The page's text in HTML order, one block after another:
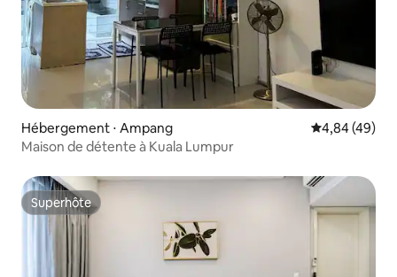
Hébergement ⋅ Ampang Évaluation
4,84 (49)
Maison de détente à Kuala Lumpur
Superhôte
Superhôte